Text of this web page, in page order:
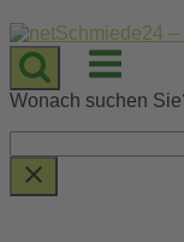
Skip
to
content
Menu
Wonach suchen